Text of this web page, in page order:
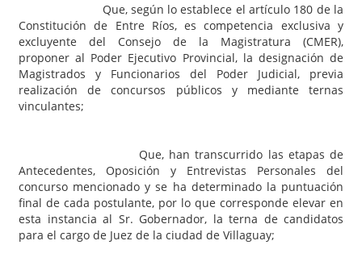
Que, según lo establece el artículo 180 de la
Constitución de Entre Ríos, es competencia exclusiva y
excluyente del Consejo de la Magistratura (CMER),
proponer al Poder Ejecutivo Provincial, la designación de
Magistrados y Funcionarios del Poder Judicial, previa
realización de concursos públicos y mediante ternas
vinculantes;
Que, han transcurrido las etapas de
Antecedentes, Oposición y Entrevistas Personales del
concurso mencionado y se ha determinado la puntuación
final de cada postulante, por lo que corresponde elevar en
esta instancia al Sr. Gobernador, la terna de candidatos
para el cargo de Juez de la ciudad de Villaguay;